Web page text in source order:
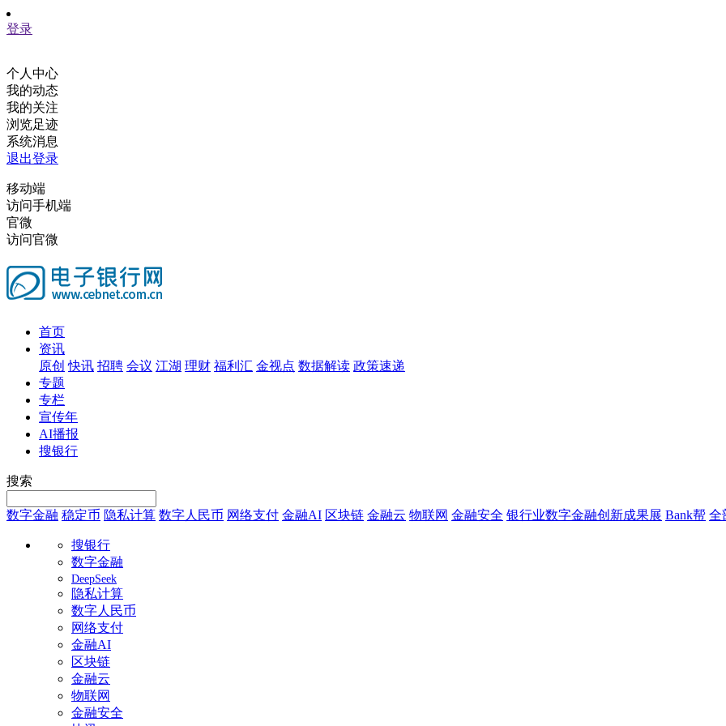
登录
个人中心
我的动态
我的关注
浏览足迹
系统消息
退出登录
移动端
访问手机端
官微
访问官微
首页
资讯
原创 快讯 招聘 会议 江湖 理财 福利汇 金视点 数据解读 政策速递
专题
专栏
宣传年
AI播报
搜银行
搜索
数字金融 稳定币 隐私计算 数字人民币 网络支付 金融AI 区块链 金融云 物联网 金融安全 银行业数字金融创新成果展 Bank帮 全
搜银行
数字金融
DeepSeek
隐私计算
数字人民币
网络支付
金融AI
区块链
金融云
物联网
金融安全